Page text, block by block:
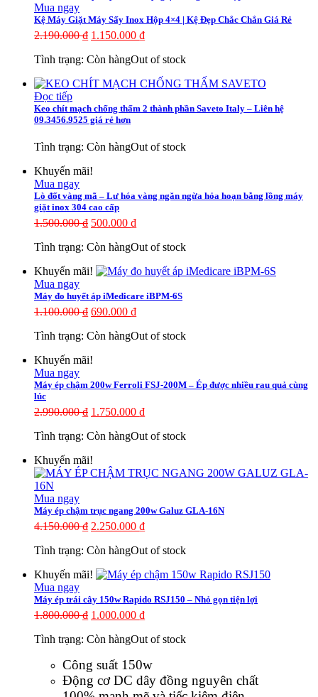
Mua ngay
Kệ Máy Giặt Máy Sấy Inox Hộp 4×4 | Kệ Đẹp Chắc Chắn Giá Rẻ
2.190.000₫ 1.150.000 ₫
Tình trạng: Còn hàngOut of stock
Đọc tiếp
Keo chít mạch chống thấm 2 thành phần Saveto Italy – Liên hệ
09.3456.9525 giá rẻ hơn
Tình trạng: Còn hàngOut of stock
Khuyến mãi!
Mua ngay
Lò đốt vàng mã – Lư hóa vàng ngăn ngừa hỏa hoạn bằng lồng máy
giặt inox 304 cao cấp
1.500.000₫ 500.000 ₫
Tình trạng: Còn hàngOut of stock
Khuyến mãi!
Mua ngay
Máy đo huyết áp iMedicare iBPM-6S
1.100.000₫ 690.000 ₫
Tình trạng: Còn hàngOut of stock
Khuyến mãi!
Mua ngay
Máy ép chậm 200w Ferroli FSJ-200M – Ép được nhiều rau quả cùng
lúc
2.990.000₫ 1.750.000 ₫
Tình trạng: Còn hàngOut of stock
Khuyến mãi!
Mua ngay
Máy ép chậm trục ngang 200w Galuz GLA-16N
4.150.000₫ 2.250.000 ₫
Tình trạng: Còn hàngOut of stock
Khuyến mãi!
Mua ngay
Máy ép trái cây 150w Rapido RSJ150 – Nhỏ gọn tiện lợi
1.800.000₫ 1.000.000 ₫
Tình trạng: Còn hàngOut of stock
Công suất 150w
Động cơ DC dây đồng nguyên chất